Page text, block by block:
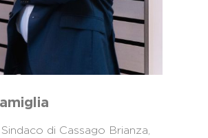
, Sindaco di Cassago Brianza,